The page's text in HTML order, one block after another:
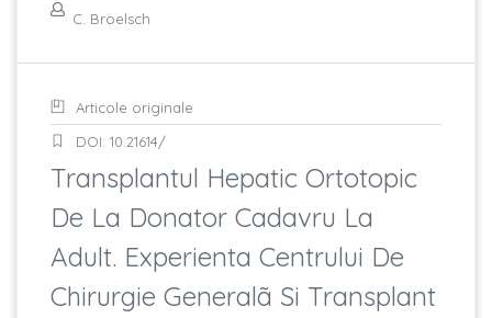
C. Broelsch
Articole originale
DOI: 10.21614/
Transplantul Hepatic Ortotopic
De La Donator Cadavru La
Adult. Experienta Centrului De
Chirurgie Generalã Si Transplant